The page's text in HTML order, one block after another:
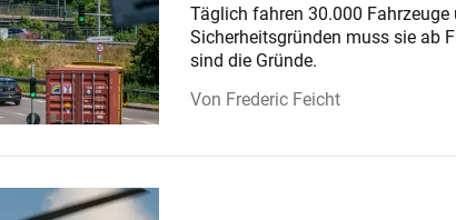
Täglich fahren 30.000
Sicherheitsgründen muss sie ab
sind die Gründe.
Frederic Feicht